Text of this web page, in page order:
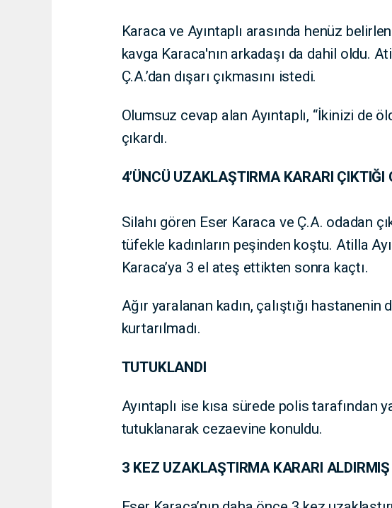
Karaca ve Ayıntaplı arasında henüz
kavga Karaca'nın arkadaşı da dahil oldu.
Ç.A.’dan dışarı çıkmasını istedi.
Olumsuz cevap alan Ayıntaplı, “İkinizi de
çıkardı.
4’ÜNCÜ UZAKLAŞTIRMA KARARI ÇIKTIĞI
Silahı gören Eser Karaca ve Ç.A. odadan
tüfekle kadınların peşinden koştu. Atilla
Karaca’ya 3 el ateş ettikten sonra kaçtı.
Ağır yaralanan kadın, çalıştığı
kurtarılmadı.
TUTUKLANDI
Ayıntaplı ise kısa sürede polis tarafından
tutuklanarak cezaevine konuldu.
3 KEZ UZAKLAŞTIRMA KARARI ALDIRMIŞ